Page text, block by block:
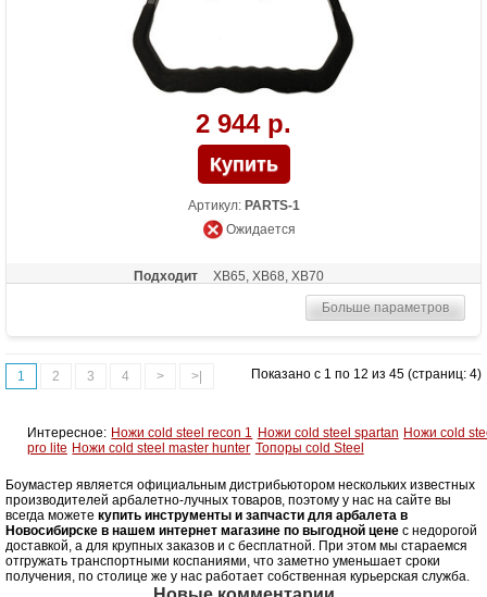
2 944 р.
Артикул: PARTS-1
Ожидается
Подходит XB65, XB68, XB70
Больше параметров
1 2 3 4 > >| Показано с 1 по 12 из 45 (страниц: 4)
Интересное: Ножи cold steel recon 1 Ножи cold steel spartan Ножи cold
pro lite Ножи cold steel master hunter Топоры cold Steel
Боумастер является официальным дистрибьютором нескольких известных
производителей арбалетно-лучных товаров, поэтому у нас на сайте вы
всегда можете купить инструменты и запчасти для арбалета в
Новосибирске в нашем интернет магазине по выгодной цене с недорогой
доставкой, а для крупных заказов и с бесплатной. При этом мы стараемся
отгружать транспортными коспаниями, что заметно уменьшает сроки
получения, по столице же у нас работает собственная курьерская служба.